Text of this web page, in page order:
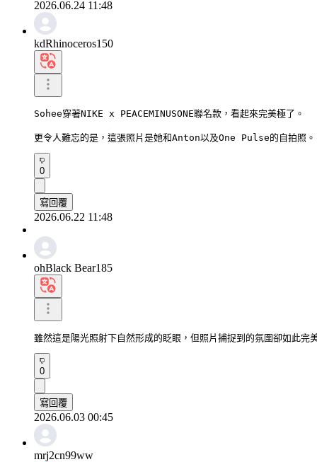
2026.06.24 11:48
kdRhinoceros150
Sohee穿著NIKE x PEACEMINUSONE聯名款，看起來完美極了。
更令人難忘的是，這張照片是她和Anton以及One Pulse的自拍照。
0
寫回覆
2026.06.22 11:48
ohBlack Bear185
雖然這是陽光照射下自然形成的眨眼，但照片捕捉到的氛圍卻如此
0
寫回覆
2026.06.03 00:45
mrj2cn99ww